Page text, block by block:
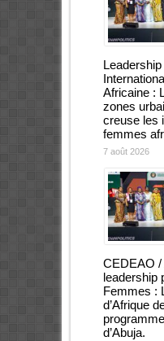
Africaine :
zones
creuse les
femmes
7 août 2026
CEDEAO /
leadership
Femmes :
d’Afrique
d’Abuja.